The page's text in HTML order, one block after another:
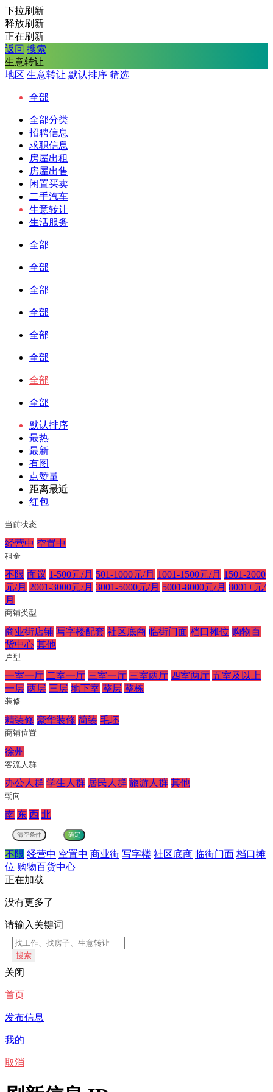
下拉刷新
释放刷新
正在刷新
返回 搜索
生意转让
地区 生意转让 默认排序 筛选
全部
全部分类
招聘信息
求职信息
房屋出租
房屋出售
闲置买卖
二手汽车
生意转让
生活服务
全部
全部
全部
全部
全部
全部
全部
全部
默认排序
最热
最新
有图
点赞量
距离最近
红包
当前状态
经营中 空置中
租金
不限 面议 1-500元/月 501-1000元/月 1001-1500元/月 1501-2000
元/月 2001-3000元/月 3001-5000元/月 5001-8000元/月 8001+元/
月
商铺类型
商业街店铺 写字楼配套 社区底商 临街门面 档口摊位 购物百
货中心 其他
户型
一室一厅 二室一厅 三室一厅 三室两厅 四室两厅 五室及以上
一层 两层 三层 地下室 整层 整栋
装修
精装修 豪华装修 简装 毛坯
商铺位置
徐州
客流人群
办公人群 学生人群 居民人群 旅游人群 其他
朝向
南 东 西 北
不限 经营中 空置中 商业街 写字楼 社区底商 临街门面 档口摊
位 购物百货中心
正在加载
没有更多了
请输入关键词
搜索
关闭
首页
发布信息
我的
取消